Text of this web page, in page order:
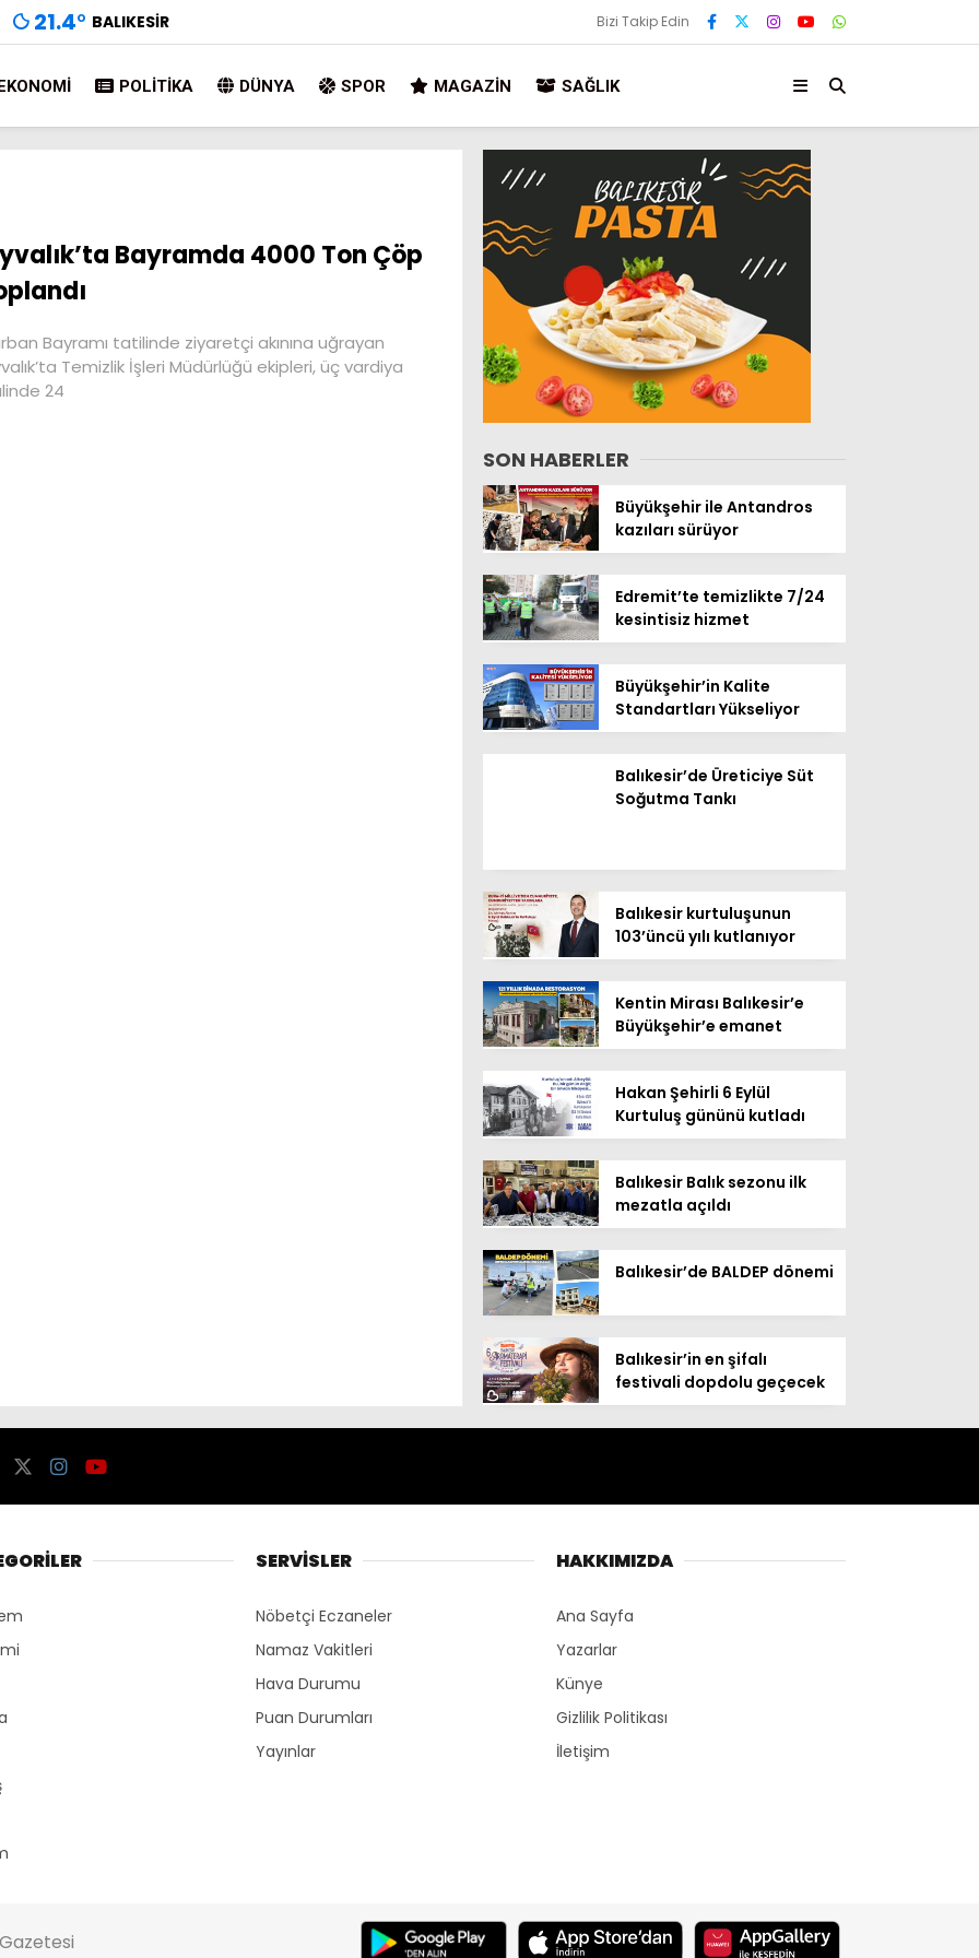
21.4° BALIKESIR Bizi Takip Edin
POLITIKA DÜNYA SPOR MAGAZIN SAĞLIK
Bayramda 4000 Ton Çöp
Bayramı tatilinde ziyaretçi akınına uğrayan
Temizlik İşleri Müdürlüğü ekipleri, üç vardiya
24
SON HABERLER
Büyükşehir ile Antandros
kazıları sürüyor
Edremit’te temizlikte 7/24
kesintisiz hizmet
Büyükşehir’in Kalite
Standartları Yükseliyor
Balıkesir’de Üreticiye Süt
Soğutma Tankı
Balıkesir kurtuluşunun
103’üncü yılı kutlanıyor
Kentin Mirası Balıkesir’e
Büyükşehir’e emanet
Hakan Şehirli 6 Eylül
Kurtuluş gününü kutladı
Balıkesir Balık sezonu ilk
mezatla açıldı
Balıkesir’de BALDEP dönemi
Balıkesir’in en şifalı
festivali dopdolu geçecek
SERVİSLER
Nöbetçi Eczaneler
Namaz Vakitleri
Hava Durumu
Puan Durumları
Yayınlar
HAKKIMIZDA
Ana Sayfa
Yazarlar
Künye
Gizlilik Politikası
İletişim